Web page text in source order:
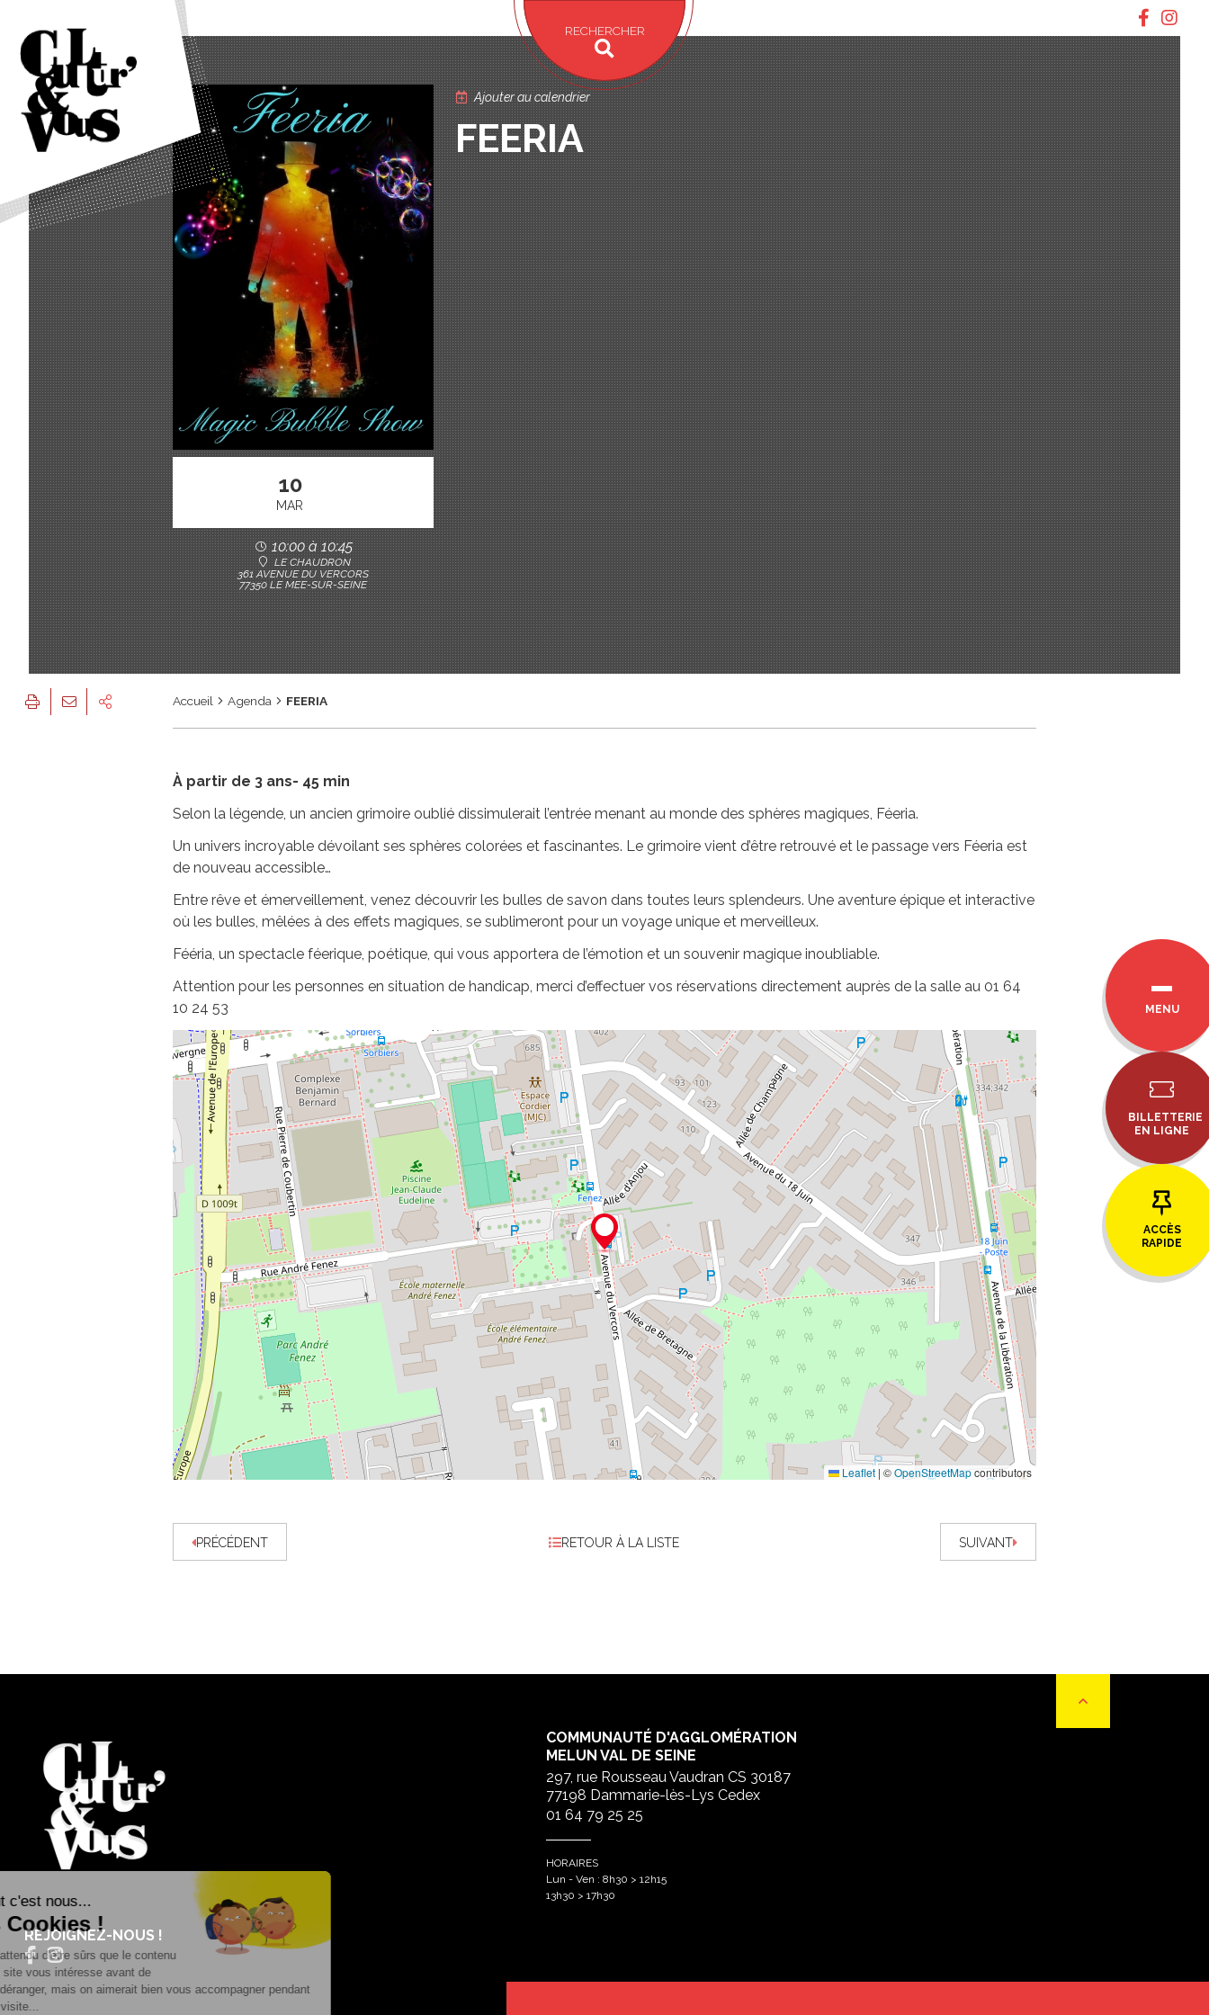
RECHERCHER
10
MAR
10:00 à 10:45
LE CHAUDRON
361 AVENUE DU VERCORS
77350 LE MEE-SUR-SEINE
Ajouter au calendrier
FEERIA
Accueil Agenda FEERIA
À partir de 3 ans- 45 min
Selon la légende, un ancien grimoire oublié dissimulerait l’entrée menant au monde des sphères magiques, Féeria.
Un univers incroyable dévoilant ses sphères colorées et fascinantes. Le grimoire vient d’être retrouvé et le passage vers Féeria est
de nouveau accessible…
Entre rêve et émerveillement, venez découvrir les bulles de savon dans toutes leurs splendeurs. Une aventure épique et interactive
où les bulles, mêlées à des effets magiques, se sublimeront pour un voyage unique et merveilleux.
Fééria, un spectacle féerique, poétique, qui vous apportera de l’émotion et un souvenir magique inoubliable.
Attention pour les personnes en situation de handicap, merci d’effectuer vos réservations directement auprès de la salle au 01 64
10 24 53
Leaflet | ©OpenStreetMapcontributors
PRÉCÉDENT RETOUR À LA LISTE SUIVANT
REJOIGNEZ-NOUS !
COMMUNAUTÉ D'AGGLOMÉRATION
MELUN VAL DE SEINE
297, rue Rousseau Vaudran CS 30187
77198 Dammarie-lès-Lys Cedex
01 64 79 25 25
HORAIRES
Lun - Ven : 8h30 > 12h15
13h30 > 17h30
MENU
BILLETTERIE
EN LIGNE
ACCÈS
RAPIDE